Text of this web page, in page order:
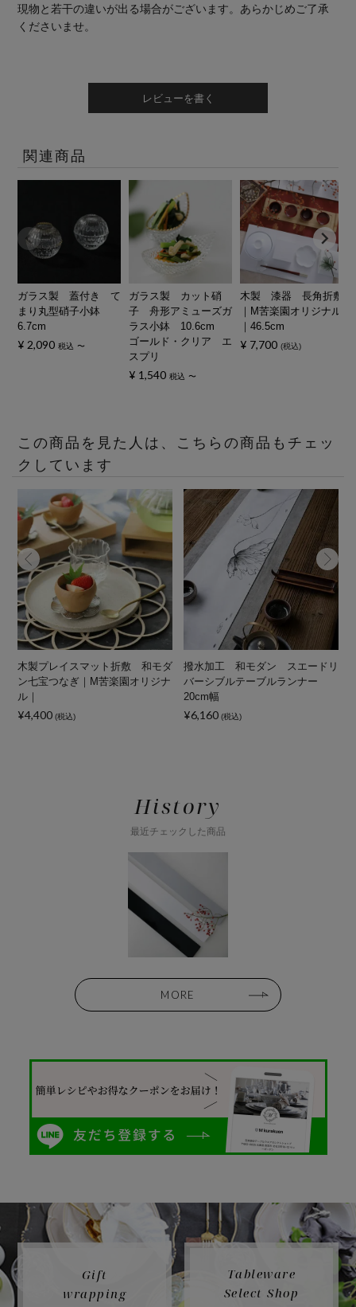
現物と若干の違いが出る場合がございます。あらかじめご了承
くださいませ。
レビューを書く
関連商品
ガラス製 蓋付き て
まり丸型硝子小鉢
6.7cm
¥ 2,090 税込 〜
ガラス製 カット硝
子 舟形アミューズガ
ラス小鉢 10.6cm
ゴールド・クリア エ
スプリ
¥ 1,540 税込 〜
木製 漆器 長角折敷
｜M苦楽園オリジナル
｜46.5cm
¥ 7,700 税込
この商品を見た人は、こちらの商品もチェッ
クしています
木製プレイスマット折敷 和モダ
ン七宝つなぎ｜M苦楽園オリジナ
ル｜
¥4,400 (税込)
撥水加工 和モダン スエードリ
バーシブルテーブルランナー
20cm幅
¥6,160 (税込)
History
最近チェックした商品
MORE
Gift
wrapping
Tableware
Select Shop